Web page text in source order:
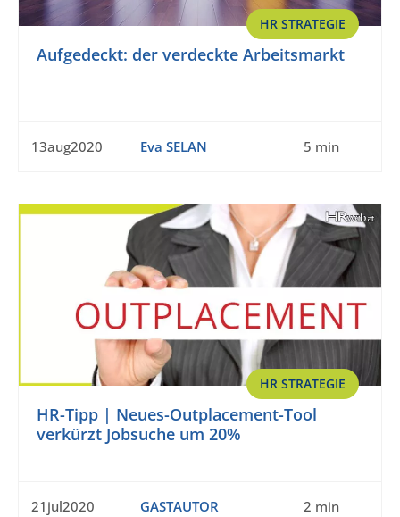
HR STRATEGIE
Aufgedeckt: der verdeckte Arbeitsmarkt
13aug2020 Eva SELAN 5 min
HR STRATEGIE
HR-Tipp | Neues-Outplacement-Tool
verkürzt Jobsuche um 20%
21jul2020 GASTAUTOR 2 min